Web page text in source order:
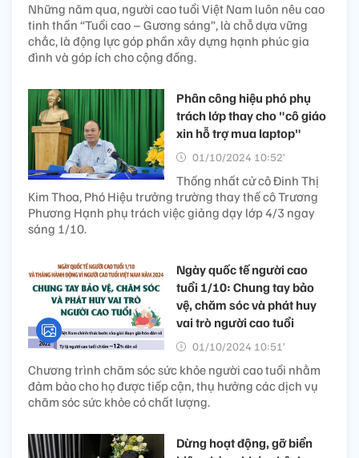
Những năm qua, người cao tuổi Việt Nam luôn nêu cao
tinh thần “Tuổi cao – Gương sáng”, là chỗ dựa vững
chắc, là động lực góp phần xây dựng hạnh phúc gia
đình và góp ích cho cộng đồng.
Phân công hiệu phó phụ
trách lớp thay cho "cô giáo
xin hỗ trợ mua laptop"
01/10/2024 10:52’
Thống nhất cử cô Đinh Thị
Kim Thoa, Phó Hiệu trưởng trường thay thế cô Trương
Phương Hạnh phụ trách việc giảng dạy lớp 4/3 ngay
sáng 1/10.
Ngày quốc tế người cao
tuổi 1/10: Chung tay bảo
vệ, chăm sóc và phát huy
vai trò người cao tuổi
01/10/2024 10:51’
Chương trình chăm sóc sức khỏe người cao tuổi nhằm
đảm bảo cho họ được tiếp cận, thụ hưởng các dịch vụ
chăm sóc sức khỏe có chất lượng.
Dừng hoạt động, gỡ biển